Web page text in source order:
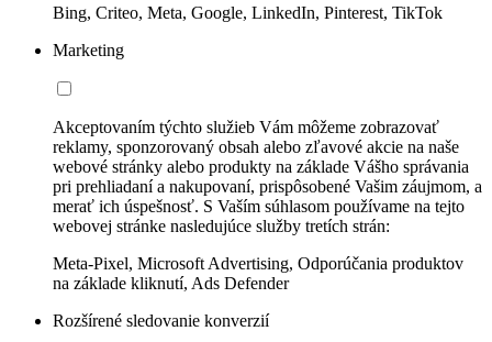
Bing, Criteo, Meta, Google, LinkedIn, Pinterest, TikTok
Marketing
Akceptovaním týchto služieb Vám môžeme zobrazovať
reklamy, sponzorovaný obsah alebo zľavové akcie na naše
webové stránky alebo produkty na základe Vášho správania
pri prehliadaní a nakupovaní, prispôsobené Vašim záujmom, a
merať ich úspešnosť. S Vaším súhlasom používame na tejto
webovej stránke nasledujúce služby tretích strán:
Meta-Pixel, Microsoft Advertising, Odporúčania produktov
na základe kliknutí, Ads Defender
Rozšírené sledovanie konverzií